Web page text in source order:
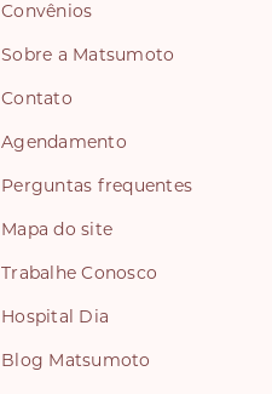
Convênios
Sobre a Matsumoto
Contato
Agendamento
Perguntas frequentes
Mapa do site
Trabalhe Conosco
Hospital Dia
Blog Matsumoto